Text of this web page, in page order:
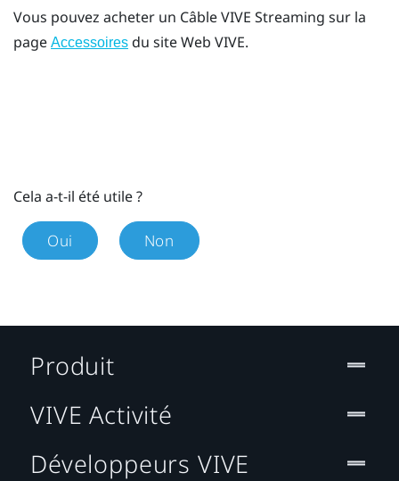
Vous pouvez acheter un Câble VIVE Streaming sur la
page Accessoires du site Web VIVE.
Cela a-t-il été utile ?
Oui Non
Produit
VIVE Activité
Développeurs VIVE